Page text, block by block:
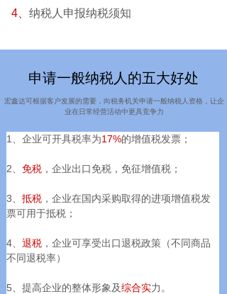
4、 纳税人申报纳税须知
1、企业可开具税率为17%的增值税发票；
2、 免税 ，企业出口免税，免征增值税；
3、 抵税 ，企业在国内采购取得的进项增值税发
票可用于抵税；
4、 退税 ，企业可享受出口退税政策（不同商品
不同退税率）
5、提高企业的整体形象及综合实力。
申请一般纳税人的五大好处
宏鑫达可根据客户发展的需要，向税务机关申请一般纳税人资格，让企
业在日常经营活动中更具竞争力